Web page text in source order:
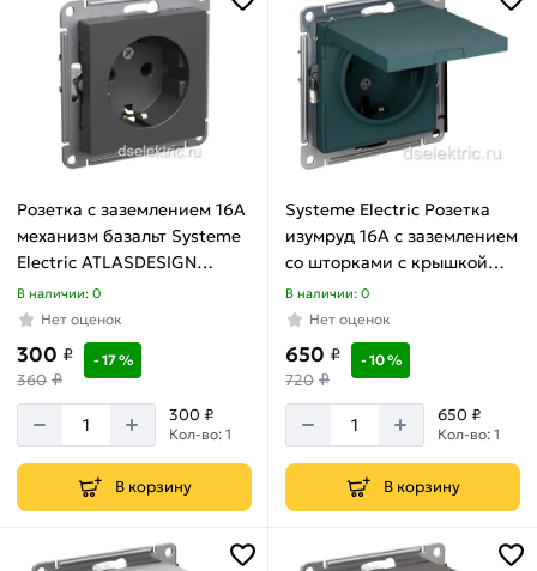
Розетка с заземлением 16А
механизм базальт Systeme
Electric ATLASDESIGN
ATN001443
В наличии: 0
Нет оценок
300 ₽
360 ₽
- 17 %
300 ₽
Кол-во: 1
В корзину
Systeme Electric Розетка
изумруд 16А с заземлением
со шторками с крышкой
IP20,AtlasDesign
ATN000846
В наличии: 0
Нет оценок
650 ₽
720 ₽
- 10 %
650 ₽
Кол-во: 1
В корзину